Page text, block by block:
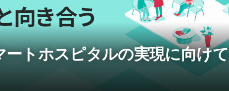
トホスピタルの実現に向けて